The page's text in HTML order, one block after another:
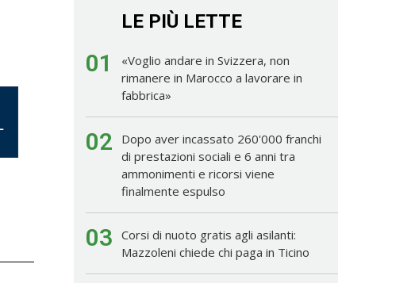
LE PIÙ LETTE
01
«Voglio andare in Svizzera, non
rimanere in Marocco a lavorare in
fabbrica»
02
Dopo aver incassato 260'000 franchi
di prestazioni sociali e 6 anni tra
ammonimenti e ricorsi viene
finalmente espulso
03 Corsi di nuoto gratis agli asilanti:
Mazzoleni chiede chi paga in Ticino